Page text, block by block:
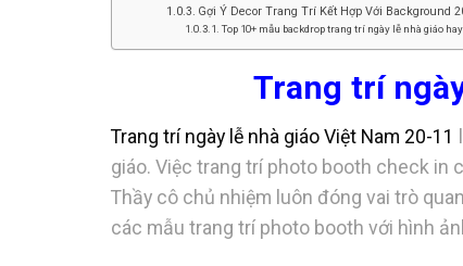
Gợi Ý Decor Trang Trí Kết Hợp Với Background
Top 10+ mẫu backdrop trang trí ngày lễ nhà giáo
Trang trí
Trang trí ngày lễ nhà giáo Việt Nam 20-11
giáo. Việc trang trí photo booth check in
Thầy cô chủ nhiệm luôn đóng vai trò
các mẫu trang trí photo booth với hình